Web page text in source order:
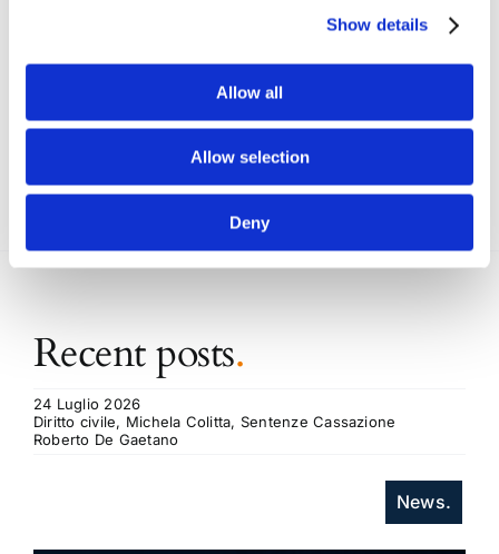
Show details
Allow all
Allow selection
Deny
Recent posts.
24 Luglio 2026
Diritto civile, Michela Colitta, Sentenze Cassazione
Roberto De Gaetano
News.